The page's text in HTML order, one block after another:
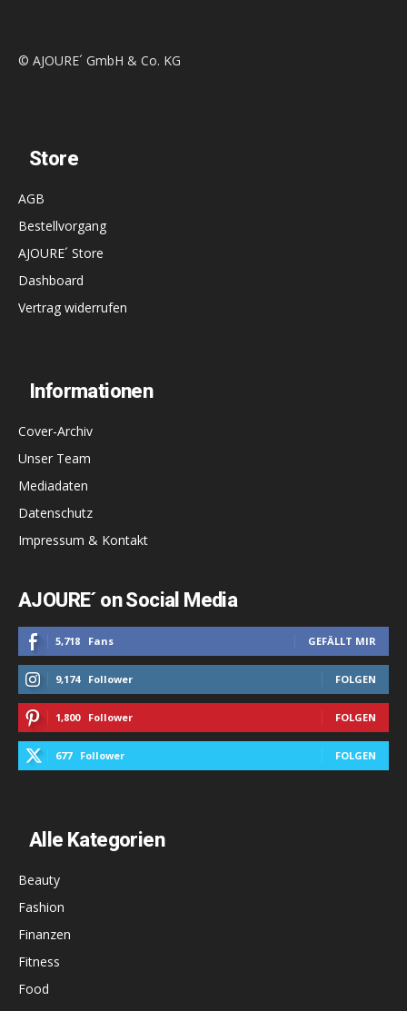
© AJOURE´ GmbH & Co. KG
Store
AGB
Bestellvorgang
AJOURE´ Store
Dashboard
Vertrag widerrufen
Informationen
Cover-Archiv
Unser Team
Mediadaten
Datenschutz
Impressum & Kontakt
AJOURE´ on Social Media
5,718 Fans GEFÄLLT MIR
9,174 Follower FOLGEN
1,800 Follower FOLGEN
677 Follower FOLGEN
Alle Kategorien
Beauty
Fashion
Finanzen
Fitness
Food